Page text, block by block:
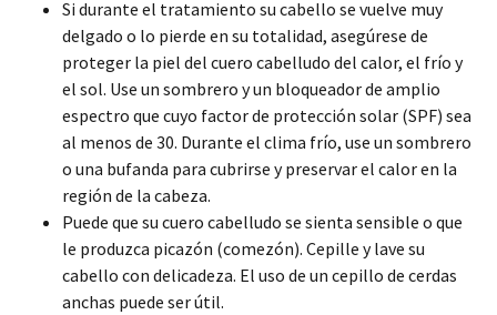
Si durante el tratamiento su cabello se vuelve muy
delgado o lo pierde en su totalidad, asegúrese de
proteger la piel del cuero cabelludo del calor, el frío y
el sol. Use un sombrero y un bloqueador de amplio
espectro que cuyo factor de protección solar (SPF) sea
al menos de 30. Durante el clima frío, use un sombrero
o una bufanda para cubrirse y preservar el calor en la
región de la cabeza.
Puede que su cuero cabelludo se sienta sensible o que
le produzca picazón (comezón). Cepille y lave su
cabello con delicadeza. El uso de un cepillo de cerdas
anchas puede ser útil.